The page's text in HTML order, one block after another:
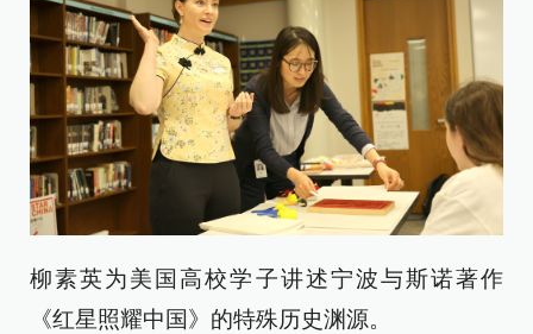
柳素英为美国高校学子讲述宁波与斯诺著作
《红星照耀中国》的特殊历史渊源。